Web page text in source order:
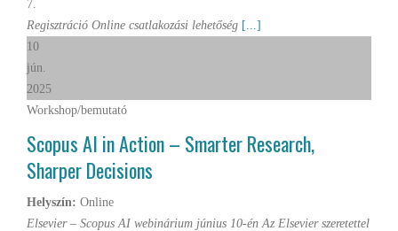
7.
Regisztráció Online csatlakozási lehetőség [...]
10
jún.
2025
Workshop/bemutató
Scopus AI in Action – Smarter Research,
Sharper Decisions
Helyszín: Online
Elsevier – Scopus AI webinárium június 10-én Az Elsevier szeretettel